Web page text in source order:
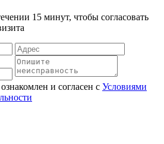
15 минут, чтобы согласовать
и согласен с Условиями